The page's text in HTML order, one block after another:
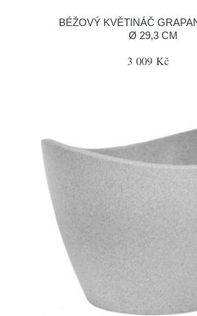
BÉŽOVÝ KVĚTINÁČ
Ø 29,3 CM
3 009 Kč